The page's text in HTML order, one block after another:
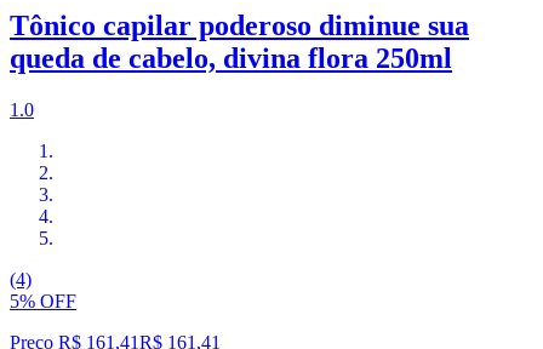
Tônico capilar poderoso diminue sua
queda de cabelo, divina flora 250ml
1.0
(4)
5% OFF
Preço R$ 161,41R$ 161 ,41